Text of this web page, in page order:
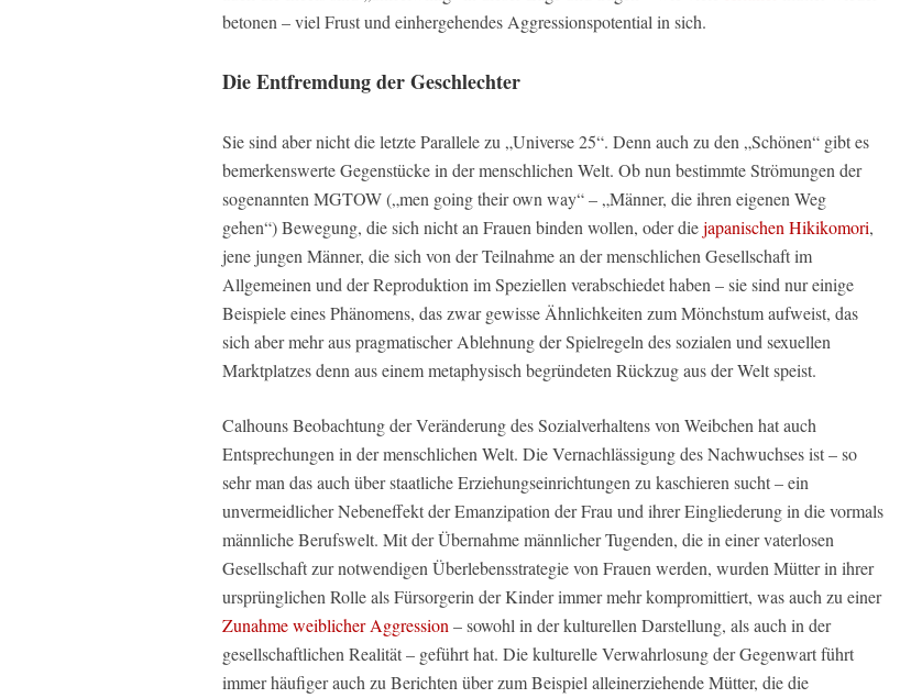
betonen – viel Frust und einhergehendes Aggressionspotential in sich.
Die Entfremdung der Geschlechter
Sie sind aber nicht die letzte Parallele zu „Universe 25“. Denn auch zu den „Schönen“ gibt es
bemerkenswerte Gegenstücke in der menschlichen Welt. Ob nun bestimmte Strömungen der
sogenannten MGTOW („men going their own way“ – „Männer, die ihren eigenen Weg
gehen“) Bewegung, die sich nicht an Frauen binden wollen, oder diejapanischen Hikikomori,
jene jungen Männer, die sich von der Teilnahme an der menschlichen Gesellschaft im
Allgemeinen und der Reproduktion im Speziellen verabschiedet haben – sie sind nur einige
Beispiele eines Phänomens, das zwar gewisse Ähnlichkeiten zum Mönchstum aufweist, das
sich aber mehr aus pragmatischer Ablehnung der Spielregeln des sozialen und sexuellen
Marktplatzes denn aus einem metaphysisch begründeten Rückzug aus der Welt speist.
Calhouns Beobachtung der Veränderung des Sozialverhaltens von Weibchen hat auch
Entsprechungen in der menschlichen Welt. Die Vernachlässigung des Nachwuchses ist – so
sehr man das auch über staatliche Erziehungseinrichtungen zu kaschieren sucht – ein
unvermeidlicher Nebeneffekt der Emanzipation der Frau und ihrer Eingliederung in die vormals
männliche Berufswelt. Mit der Übernahme männlicher Tugenden, die in einer vaterlosen
Gesellschaft zur notwendigen Überlebensstrategie von Frauen werden, wurden Mütter in ihrer
ursprünglichen Rolle als Fürsorgerin der Kinder immer mehr kompromittiert, was auch zu einer
Zunahme weiblicher Aggression – sowohl in der kulturellen Darstellung, als auch in der
gesellschaftlichen Realität – geführt hat. Die kulturelle Verwahrlosung der Gegenwart führt
immer häufiger auch zu Berichten über zum Beispiel alleinerziehende Mütter, die die